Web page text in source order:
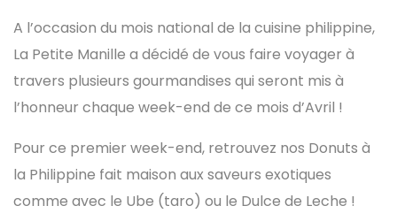
based
on
ratings
A l’occasion du mois national de la cuisine philippine,
La Petite Manille a décidé de vous faire voyager à
travers plusieurs gourmandises qui seront mis à
l’honneur chaque week-end de ce mois d’Avril !
Pour ce premier week-end, retrouvez nos Donuts à
la Philippine fait maison aux saveurs exotiques
comme avec le Ube (taro) ou le Dulce de Leche !